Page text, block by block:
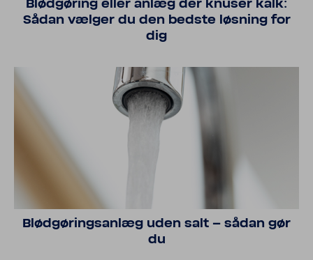
Blød­gø­ring eller anlæg der knuser kalk:
Sådan vælger du den bedste løsning for
dig
Blød­gø­rings­anlæg uden salt – sådan gør
du